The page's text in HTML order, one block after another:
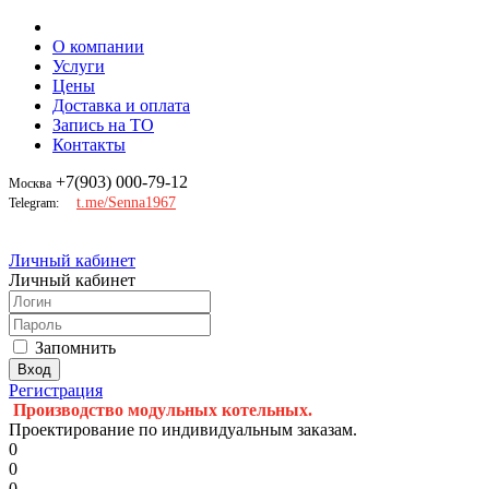
О компании
Услуги
Цены
Доставка и оплата
Запись на ТО
Контакты
Москва +7(903) 000-79-12
Telegram: t.me/Senna1967
Личный кабинет
Личный кабинет
Запомнить
Регистрация
Производство модульных котельных.
Проектирование по индивидуальным заказам.
0
0